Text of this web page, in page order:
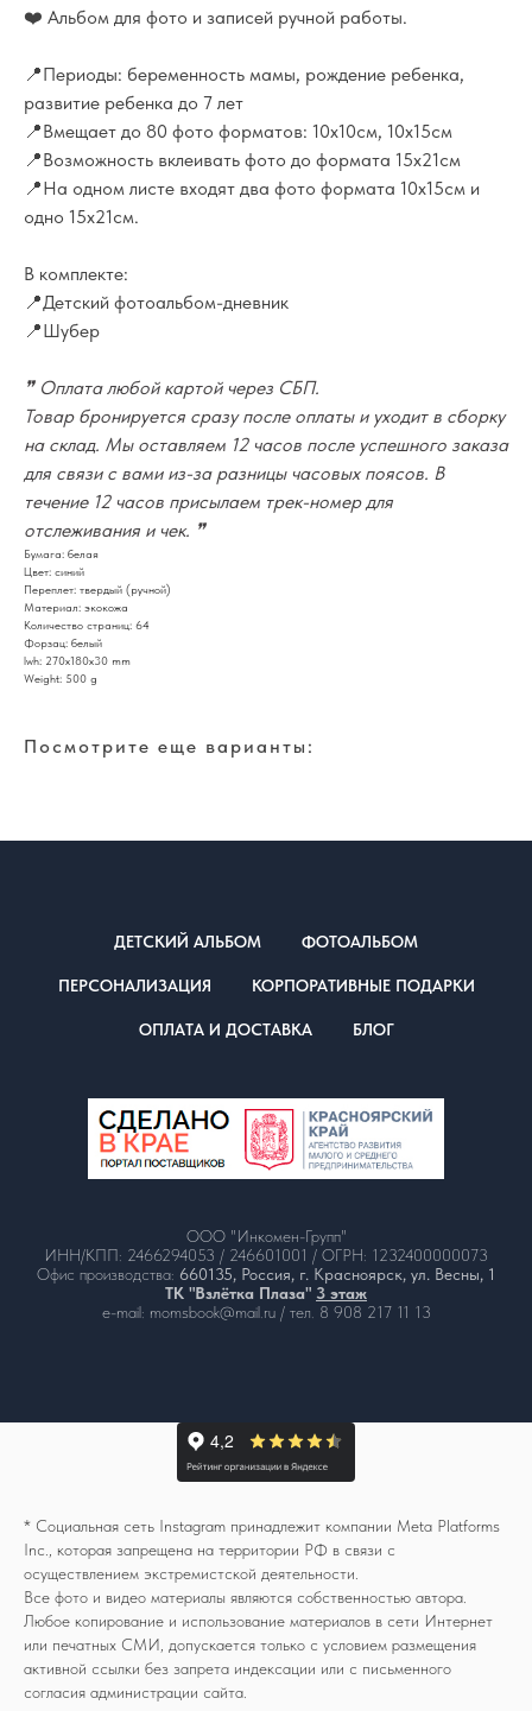
❤️ Альбом для фото и записей ручной работы.
📍Периоды: беременность мамы, рождение ребенка,
развитие ребенка до 7 лет
📍Вмещает до 80 фото форматов: 10х10см, 10х15см
📍Возможность вклеивать фото до формата 15х21см
📍На одном листе входят два фото формата 10х15см и
одно 15х21см.
В комплекте:
📍Детский фотоальбом-дневник
📍Шубер
❞ Оплата любой картой через СБП.
Товар бронируется сразу после оплаты и уходит в сборку
на склад. Мы оставляем 12 часов после успешного заказа
для связи с вами из-за разницы часовых поясов. В
течение 12 часов присылаем трек-номер для
отслеживания и чек. ❞
Бумага: белая
Цвет: синий
Переплет: твердый (ручной)
Материал: экокожа
Количество страниц: 64
Форзац: белый
lwh: 270x180x30 mm
Weight: 500 g
Посмотрите еще варианты:
ДЕТСКИЙ АЛЬБОМ ФОТОАЛЬБОМ
ПЕРСОНАЛИЗАЦИЯ КОРПОРАТИВНЫЕ ПОДАРКИ
ОПЛАТА И ДОСТАВКА БЛОГ
ООО "Инкомен-Групп"
ИНН/КПП: 2466294053 / 246601001 / ОГРН: 1232400000073
Офис производства: 660135, Россия, г. Красноярск, ул. Весны, 1
ТК "Взлётка Плаза" 3 этаж
e-mail: momsbook@mail.ru / тел. 8 908 217 11 13
* Социальная сеть Instagram принадлежит компании Meta Platforms
Inc., которая запрещена на территории РФ в связи с
осуществлением экстремистской деятельности.
Все фото и видео материалы являются собственностью автора.
Любое копирование и использование материалов в сети Интернет
или печатных СМИ, допускается только с условием размещения
активной ссылки без запрета индексации или с письменного
согласия администрации сайта.